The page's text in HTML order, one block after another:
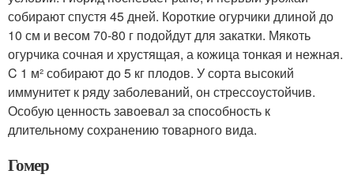
собирают спустя 45 дней. Короткие огурчики длиной до
10 см и весом 70-80 г подойдут для закатки. Мякоть
огурчика сочная и хрустящая, а кожица тонкая и нежная.
C 1 м² собирают до 5 кг плодов. У сорта высокий
иммунитет к ряду заболеваний, он стрессоустойчив.
Особую ценность завоевал за способность к
длительному сохранению товарного вида.
Гомер